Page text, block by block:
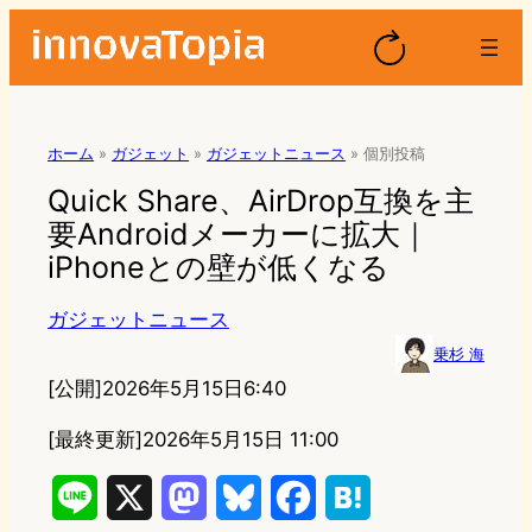
ホーム » ガジェット » ガジェットニュース » 個別投稿
Quick Share、AirDrop互換を主
要Androidメーカーに拡大｜
iPhoneとの壁が低くなる
ガジェットニュース
乗杉 海
[公開]2026年5月15日6:40
[最終更新]2026年5月15日 11:00